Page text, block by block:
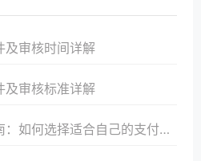
及审核时间详解
及审核标准详解
何选择适合自己的支付解决方案